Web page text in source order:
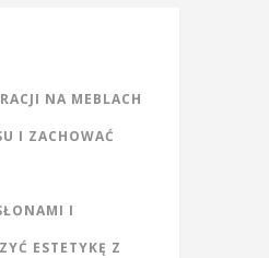
NA MEBLACH
I ZACHOWAĆ
I
ESTETYKĘ Z